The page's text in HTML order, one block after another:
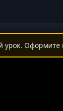
урок. Оформите